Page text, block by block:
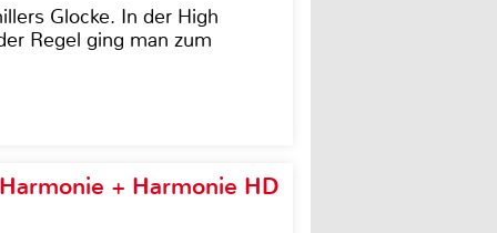
Glocke. In der High
Regel ging man zum
+ Harmonie HD